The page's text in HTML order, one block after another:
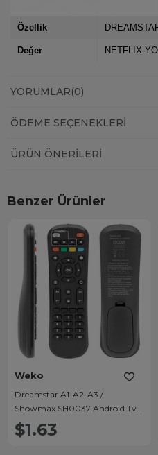
Özellik
Değer NETFLIX-
YORUMLAR(0)
ÖDEME SEÇENEKLERI
ÜRÜN ÖNERILERI
Benzer Ürünler
Weko
Dreamstar A1-A2-A3 /
Showmax SH0037 Android Tv
Box Kumandası
$1.63